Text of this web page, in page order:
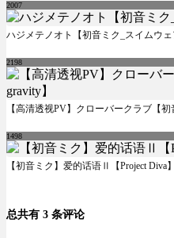
2007
ハジメテノオト【初音ミク_スイムウェ
2198
【高清透视PV】クローバークラブ【初
1498
【初音ミク】爱的话语Ⅱ【Project Diva】
总共有 3 条评论